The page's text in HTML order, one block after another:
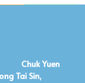
Yuen
Tai Sin,